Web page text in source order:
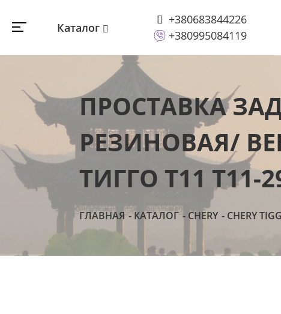
Каталог
+380683844226
+380995084119
ПРОСТАВКА
РЕЗИНОВАЯ/
ТИГГО Т11 T11-
ГЛАВНАЯ КАТАЛОГ CHERY CHERY